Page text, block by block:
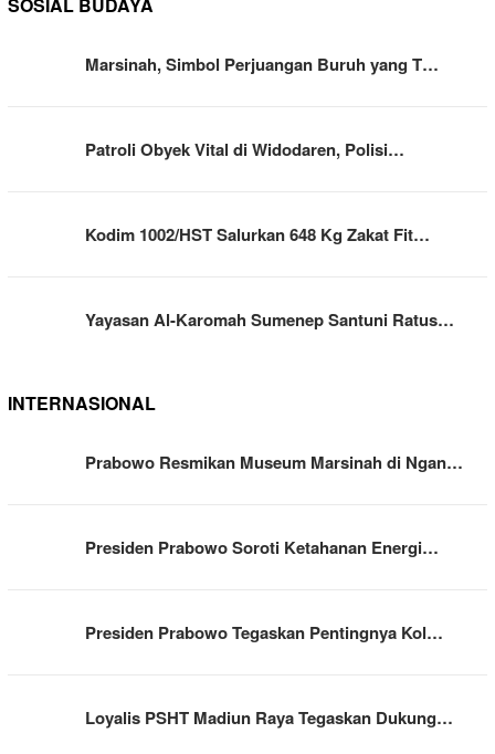
SOSIAL BUDAYA
Marsinah, Simbol Perjuangan Buruh yang T…
Patroli Obyek Vital di Widodaren, Polisi…
Kodim 1002/HST Salurkan 648 Kg Zakat Fit…
Yayasan Al-Karomah Sumenep Santuni Ratus…
INTERNASIONAL
Prabowo Resmikan Museum Marsinah di Ngan…
Presiden Prabowo Soroti Ketahanan Energi…
Presiden Prabowo Tegaskan Pentingnya Kol…
Loyalis PSHT Madiun Raya Tegaskan Dukung…